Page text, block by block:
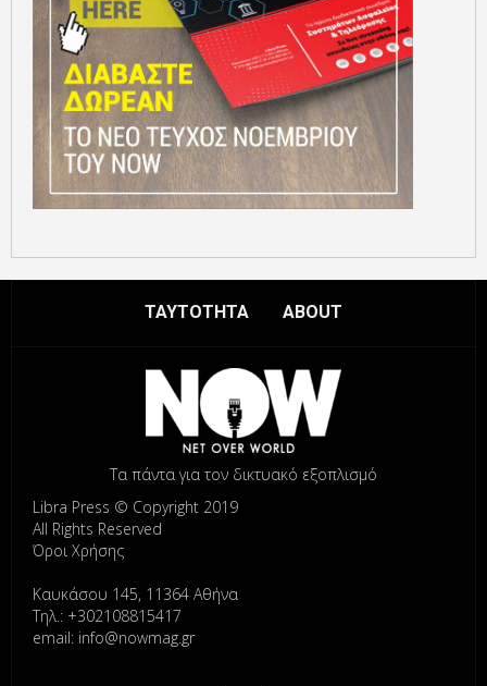
ΤΑΥΤΟΤΗΤΑ ABOUT
Τα πάντα για τον δικτυακό εξοπλισμό
Libra Press © Copyright 2019
All Rights Reserved
Όροι Χρήσης
Καυκάσου 145, 11364 Αθήνα
Τηλ.: +302108815417
email: info@nowmag.gr